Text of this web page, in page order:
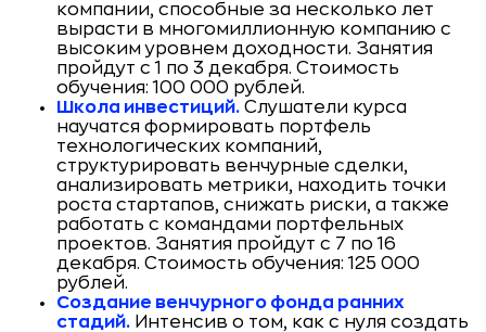
компании, способные за несколько лет
вырасти в многомиллионную компанию с
высоким уровнем доходности. Занятия
пройдут с 1 по 3 декабря. Стоимость
обучения: 100 000 рублей.
Школа инвестиций. Слушатели курса
научатся формировать портфель
технологических компаний,
структурировать венчурные сделки,
анализировать метрики, находить точки
роста стартапов, снижать риски, а также
работать с командами портфельных
проектов. Занятия пройдут с 7 по 16
декабря. Стоимость обучения: 125 000
рублей.
Создание венчурного фонда ранних
стадий. Интенсив о том, как с нуля создать